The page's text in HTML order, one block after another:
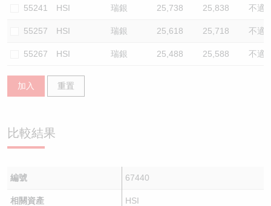
55241 HSI 瑞銀 25,738 25,838 不適
55257 HSI 瑞銀 25,618 25,718 不適
55267 HSI 瑞銀 25,488 25,588 不適
加入 重置
比較結果
編號 67440
相關資產 HSI